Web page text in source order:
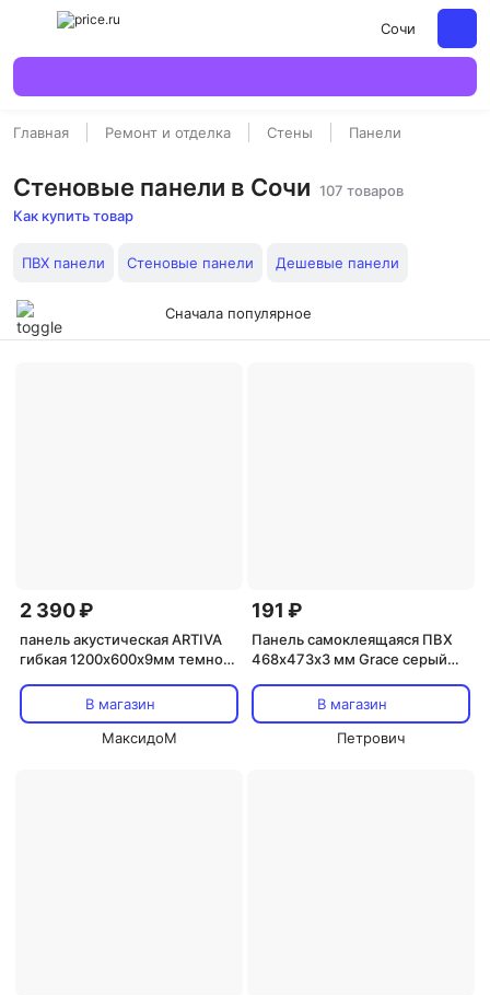
Сочи
Главная Ремонт и отделка Стены Панели
Стеновые панели в Сочи 107 товаров
Как купить товар
ПВХ панели Стеновые панели Дешевые панели
Сначала популярное
2 390 ₽
панель акустическая ARTIVA
гибкая 1200х600х9мм темно-
В магазин
МаксидоМ
191 ₽
Панель самоклеящаяся ПВХ
468х473х3 мм Grace серый
В магазин
Петрович